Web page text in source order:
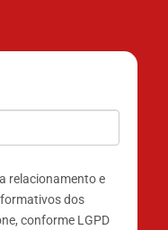
relacionamento e
dos
conforme LGPD